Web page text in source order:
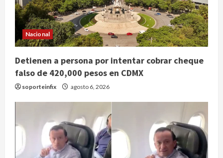
Nacional
Detienen a persona por intentar cobrar cheque
falso de 420,000 pesos en CDMX
soporteinfix agosto 6, 2026